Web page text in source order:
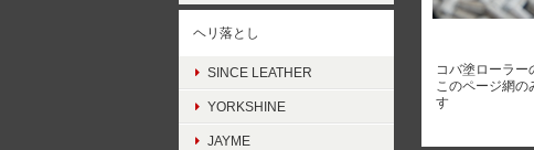
コバ塗ローラ
このページ網の
す
ヘリ落とし
SINCE LEATHER
YORKSHINE
JAYME